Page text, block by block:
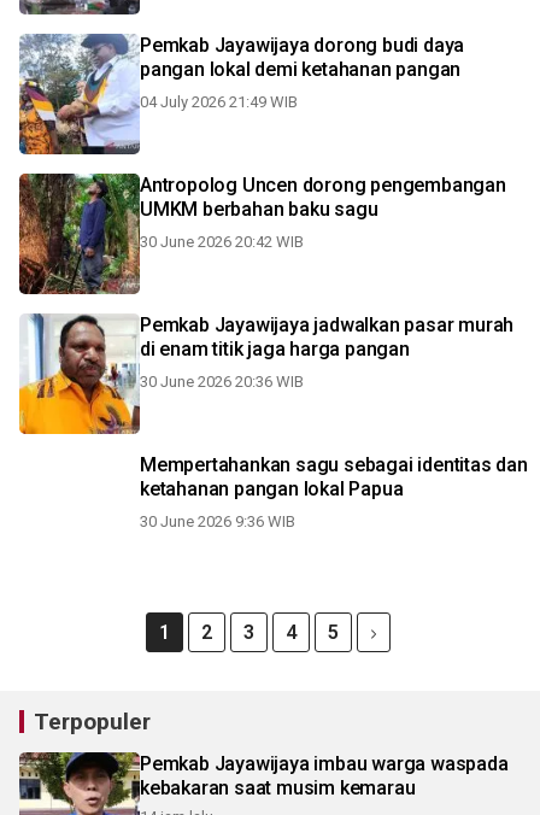
Pemkab Jayawijaya dorong budi daya
pangan lokal demi ketahanan pangan
04 July 2026 21:49 WIB
Antropolog Uncen dorong pengembangan
UMKM berbahan baku sagu
30 June 2026 20:42 WIB
Pemkab Jayawijaya jadwalkan pasar murah
di enam titik jaga harga pangan
30 June 2026 20:36 WIB
Mempertahankan sagu sebagai identitas dan
ketahanan pangan lokal Papua
30 June 2026 9:36 WIB
1 2 3 4 5
Terpopuler
Pemkab Jayawijaya imbau warga waspada
kebakaran saat musim kemarau